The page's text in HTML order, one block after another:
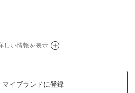
しい情報を表示
マイブランドに登録